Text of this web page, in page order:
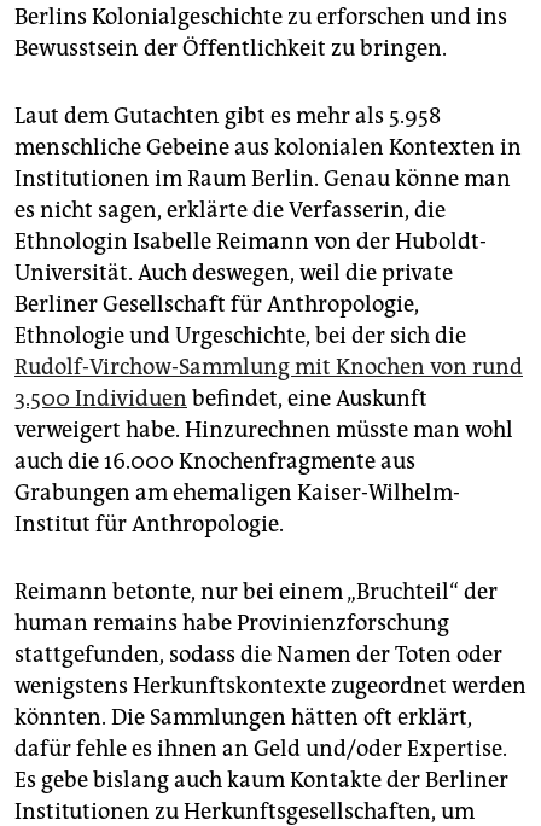
Berlins Kolonialgeschichte zu erforschen und ins
Bewusstsein der Öffentlichkeit zu bringen.
Laut dem Gutachten gibt es mehr als 5.958
menschliche Gebeine aus kolonialen Kontexten in
Institutionen im Raum Berlin. Genau könne man
es nicht sagen, erklärte die Verfasserin, die
Ethnologin Isabelle Reimann von der Huboldt-
Universität. Auch deswegen, weil die private
Berliner Gesellschaft für Anthropologie,
Ethnologie und Urgeschichte, bei der sich die
Rudolf-Virchow-Sammlung mit Knochen von rund
3.500 Individuen befindet, eine Auskunft
verweigert habe. Hinzurechnen müsste man wohl
auch die 16.000 Knochenfragmente aus
Grabungen am ehemaligen Kaiser-Wilhelm-
Institut für Anthropologie.
Reimann betonte, nur bei einem „Bruchteil“ der
human remains habe Provinienzforschung
stattgefunden, sodass die Namen der Toten oder
wenigstens Herkunftskontexte zugeordnet werden
könnten. Die Sammlungen hätten oft erklärt,
dafür fehle es ihnen an Geld und/oder Expertise.
Es gebe bislang auch kaum Kontakte der Berliner
Institutionen zu Herkunftsgesellschaften, um